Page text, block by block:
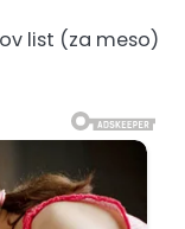
list (za meso)